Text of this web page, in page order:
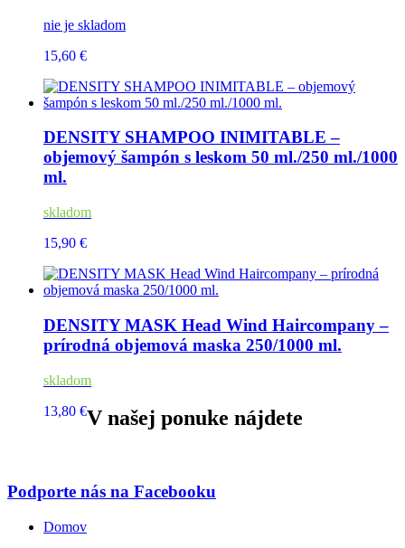
nie je skladom
15,60 €
DENSITY SHAMPOO INIMITABLE –
objemový šampón s leskom 50 ml./250 ml./1000
ml.
skladom
15,90 €
DENSITY MASK Head Wind Haircompany –
prírodná objemová maska 250/1000 ml.
skladom
13,80 €V našej ponuke nájdete
Podporte nás na Facebooku
Domov